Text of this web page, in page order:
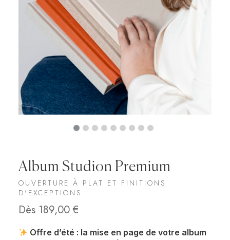
Album Studion Premium
OUVERTURE À PLAT ET FINITIONS
D'EXCEPTIONS
Dès 189,00 €
Offre d’été : la mise en page de votre album